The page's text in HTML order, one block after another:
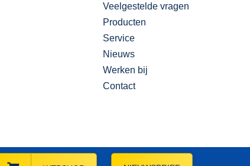
Veelgestelde vragen
Producten
Service
Nieuws
Werken bij
Contact